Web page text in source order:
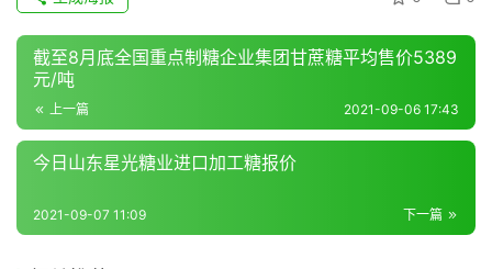
产
业
链
截至8月底全国重点制糖企业集团甘蔗糖平均售价5389
元/吨
上一篇 2021-09-06 17:43
今日山东星光糖业进口加工糖报价
下一篇
2021-09-07 11:09